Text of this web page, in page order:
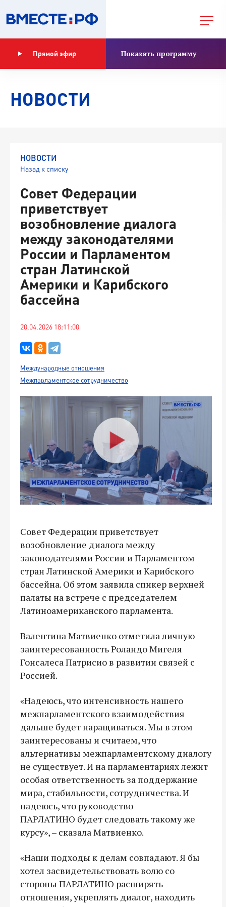
Прямой эфир Показать программу
НОВОСТИ
НОВОСТИ
Назад к списку
Совет Федерации
приветствует
возобновление диалога
между законодателями
России и Парламентом
стран Латинской
Америки и Карибского
бассейна
20.04.2026 18:11:00
Международные отношения
Межпарламентское сотрудничество
Совет Федерации приветствует
возобновление диалога между
законодателями России и Парламентом
стран Латинской Америки и Карибского
бассейна. Об этом заявила спикер верхней
палаты на встрече с председателем
Латиноамериканского парламента.
Валентина Матвиенко отметила личную
заинтересованность Роландо Мигеля
Гонсалеса Патрисио в развитии связей с
Россией.
«Надеюсь, что интенсивность нашего
межпарламентского взаимодействия
дальше будет наращиваться. Мы в этом
заинтересованы и считаем, что
альтернативы межпарламентскому диалогу
не существует. И на парламентариях лежит
особая ответственность за поддержание
мира, стабильности, сотрудничества. И
надеюсь, что руководство
ПАРЛАТИНО будет следовать такому же
курсу», – сказала Матвиенко.
«Наши подходы к делам совпадают. Я бы
хотел засвидетельствовать волю со
стороны ПАРЛАТИНО расширять
отношения, укреплять диалог, находить